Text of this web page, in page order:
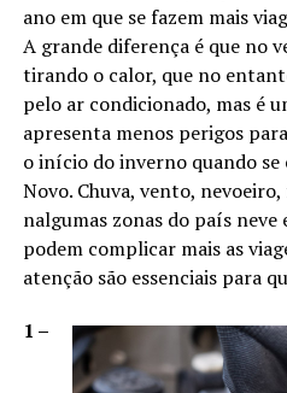
ano em que se fazem mais
A grande diferença é que no
tirando o calor, que no
pelo ar condicionado, mas é
apresenta menos perigos
o início do inverno quando
Novo. Chuva, vento,
nalgumas zonas do país neve
podem complicar mais as
atenção são essenciais para
1 –